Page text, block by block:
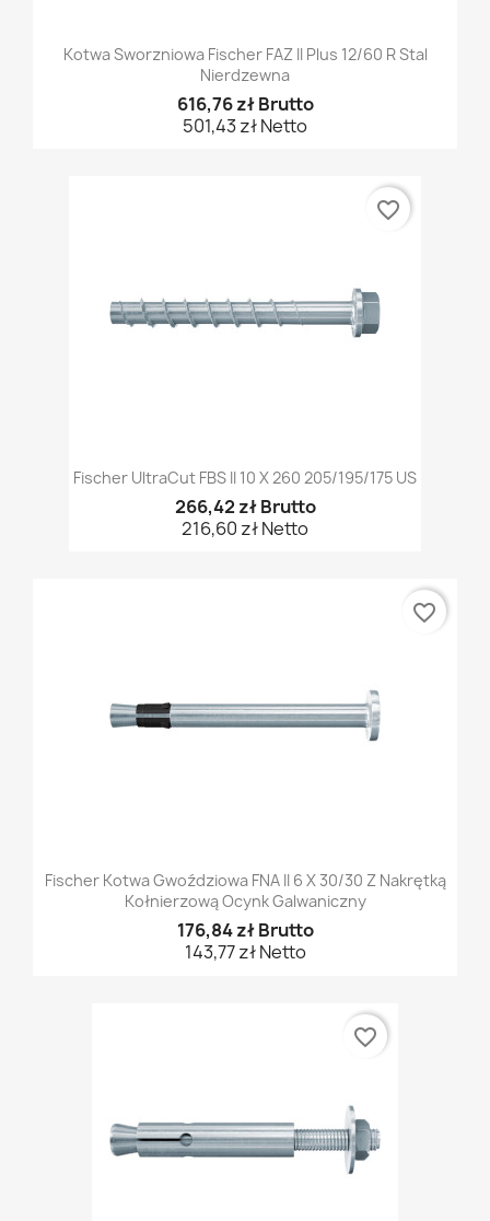
Kotwa Sworzniowa Fischer FAZ II Plus 12/60 R Stal
Nierdzewna
616,76 zł Brutto
501,43 zł Netto
Fischer UltraCut FBS II 10 X 260 205/195/175 US
266,42 zł Brutto
216,60 zł Netto
favorite_border
Fischer Kotwa Gwoździowa FNA II 6 X 30/30 Z Nakrętką
Kołnierzową Ocynk Galwaniczny
176,84 zł Brutto
143,77 zł Netto
favorite_border
favorite_border